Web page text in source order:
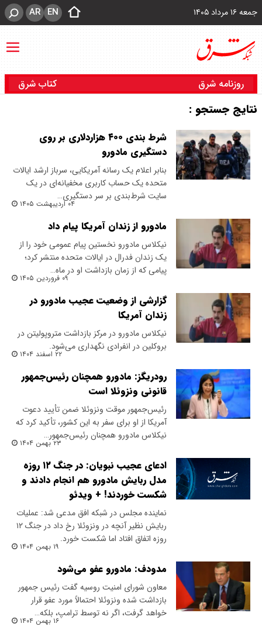
جمعه ۱۶ مرداد ۱۴۰۵ EN
AR
روزنامه شرق کتاب شرق
نتایج جستجو :
شرط بندی ۴۰۰ هزاردلاری بر روی
دستگیری مادورو
بنابر اعلام یک رسانه آمریکایی، سرباز ارشد ایالات
متحده یک حساب کاربری مخفیانه‌ای در یک
سایت شرط‌بندی بر سر دستگیری…
۰۴ اردیبهشت ۱۴۰۵
مادورو از زندان آمریکا پیام داد
نیکلاس مادورو نخستین پیام عمومی خود را از
یک زندان فدرال در ایالات متحده منتشر کرد؛
پیامی که از زمان بازداشت او در ماه…
۰۹ فروردین ۱۴۰۵
گزارشی از وضعیت عجیب مادورو در
زندان آمریکا
نیکلاس مادورو در مرکز بازداشت متروپولیتن در
بروکلین در انفرادی نگهداری می‌شود.
۲۲ اسفند ۱۴۰۴
رودریگز: مادورو همچنان رئیس‌جمهور
قانونی ونزوئلا است
رئیس‌جمهور موقت ونزوئلا ضمن تأیید دعوت
آمریکا از او برای سفر به این کشور، تأکید کرد که
نیکلاس مادورو همچنان رئیس‌جمهور…
۲۳ بهمن ۱۴۰۴
ادعای عجیب نبویان: در جنگ ۱۲ روزه
مدل ربایش مادورو هم انجام دادند و
شکست خوردند! + ویدئو
نماینده مجلس در شبکه افق مدعی شد: عملیات
ربایش نظیر آنچه در ونزوئلا رخ داد در جنگ ۱۲
روزه اتفاق افتاد اما شکست خورد.
۱۹ بهمن ۱۴۰۴
مدودف: مادورو عفو می‌شود
معاون شورای امنیت روسیه گفت رئیس جمهور
بازداشت شده ونزوئلا احتمالاً مورد عفو قرار
خواهد گرفت، اگر نه توسط ترامپ، بلکه…
۱۶ بهمن ۱۴۰۴